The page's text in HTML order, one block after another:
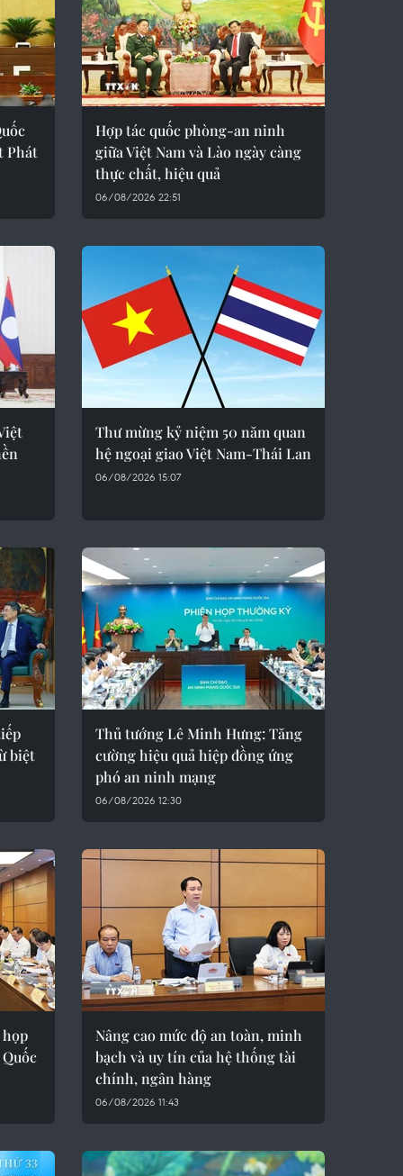
Phát
Hợp tác quốc phòng-an ninh
giữa Việt Nam và Lào ngày càng
thực chất, hiệu quả
06/08/2026 22:51
Thư mừng kỷ niệm 50 năm quan
hệ ngoại giao Việt Nam-Thái Lan
06/08/2026 15:07
biệt
Thủ tướng Lê Minh Hưng: Tăng
cường hiệu quả hiệp đồng ứng
phó an ninh mạng
06/08/2026 12:30
họp
Nâng cao mức độ an toàn, minh
bạch và uy tín của hệ thống tài
chính, ngân hàng
06/08/2026 11:43